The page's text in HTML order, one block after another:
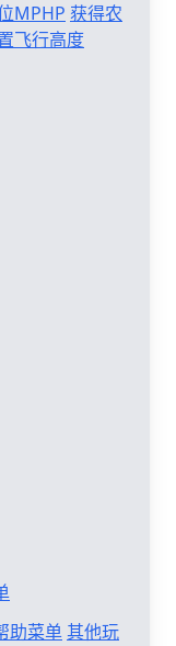
MPHP 获得农
飞行高度
助菜单其他玩